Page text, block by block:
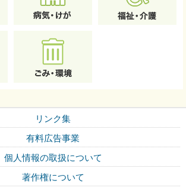
リンク集
有料広告事業
個人情報の取扱について
著作権について